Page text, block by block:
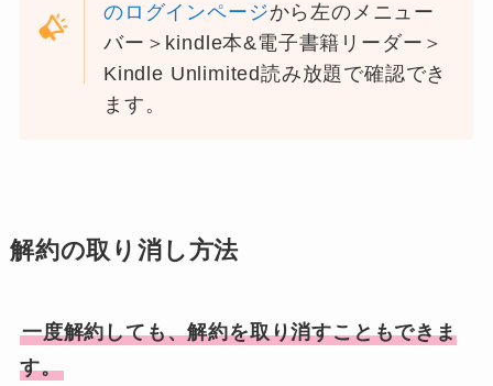
のログインページから左のメニュー
バー＞kindle本&電子書籍リーダー＞
Kindle Unlimited読み放題で確認でき
ます。
解約の取り消し方法
一度解約しても、解約を取り消すこともできま
す。